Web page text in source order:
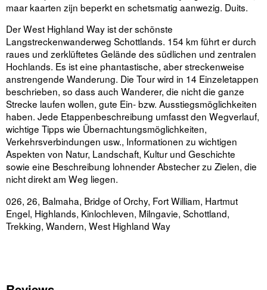
maar kaarten zijn beperkt en schetsmatig aanwezig. Duits.
Der West Highland Way ist der schönste
Langstreckenwanderweg Schottlands. 154 km führt er durch
raues und zerklüftetes Gelände des südlichen und zentralen
Hochlands. Es ist eine phantastische, aber streckenweise
anstrengende Wanderung. Die Tour wird in 14 Einzeletappen
beschrieben, so dass auch Wanderer, die nicht die ganze
Strecke laufen wollen, gute Ein- bzw. Ausstiegsmöglichkeiten
haben. Jede Etappenbeschreibung umfasst den Wegverlauf,
wichtige Tipps wie Übernachtungsmöglichkeiten,
Verkehrsverbindungen usw., Informationen zu wichtigen
Aspekten von Natur, Landschaft, Kultur und Geschichte
sowie eine Beschreibung lohnender Abstecher zu Zielen, die
nicht direkt am Weg liegen.
026, 26, Balmaha, Bridge of Orchy, Fort William, Hartmut
Engel, Highlands, Kinlochleven, Milngavie, Schottland,
Trekking, Wandern, West Highland Way